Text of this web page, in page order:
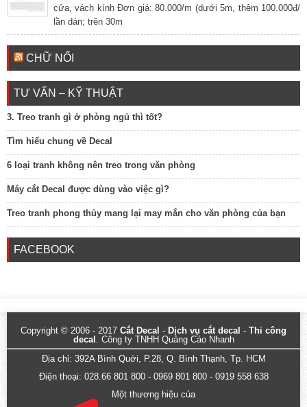
cửa, vách kính Đơn giá: 80.000/m (dưới 5m, thêm 100.000đ/
lần dán; trên 30m
CHỮ NỔI
TƯ VẤN – KỸ THUẬT
3. Treo tranh gì ở phòng ngủ thì tốt?
Tìm hiểu chung về Decal
6 loại tranh không nên treo trong văn phòng
Máy cắt Decal được dùng vào việc gì?
Treo tranh phong thủy mang lại may mắn cho văn phòng của bạn
FACEBOOK
Copyright © 2006 - 2017 Cắt Decal - Dịch vụ cắt decal - Thi công
decal . Công ty TNHH Quảng Cáo Nhanh
Địa chỉ: 392A Bình Quới, P.28, Q. Bình Thạnh, Tp. HCM
Điện thoại: 028.66 801 800 - 0969 801 800 - 0919 558 638
Một thương hiệu của